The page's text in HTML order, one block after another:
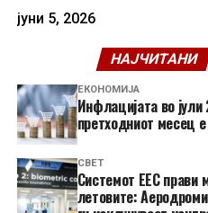
јуни 5, 2026
НАЈЧИТАНИ
ЕКОНОМИЈА
Инфлацијата во
претходниот месец
СВЕТ
Системот ЕЕС
летовите: